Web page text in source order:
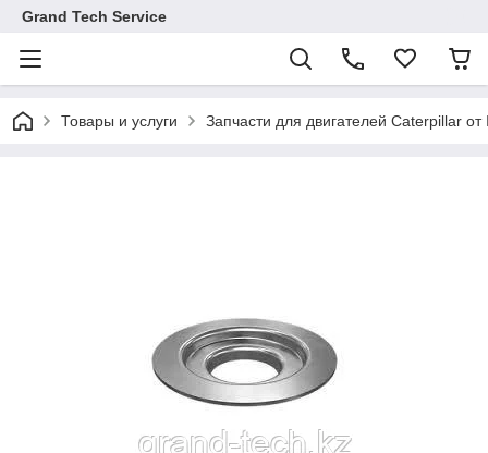
Grand Tech Service
Товары и услуги Запчасти для двигателей Caterpillar